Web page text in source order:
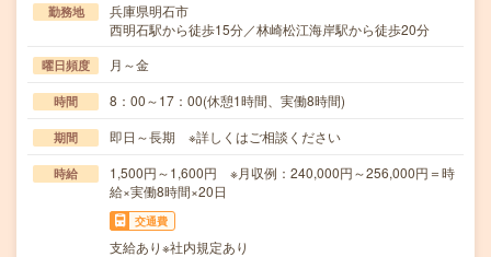
勤務地
兵庫県明石市
西明石駅から徒歩15分／林崎松江海岸駅から徒歩20分
曜日頻度 月～金
時間 8：00～17：00(休憩1時間、実働8時間)
期間 即日～長期 ※詳しくはご相談ください
時給
1,500円～1,600円 ※月収例：240,000円～256,000円＝時
給×実働8時間×20日
交通費
支給あり※社内規定あり